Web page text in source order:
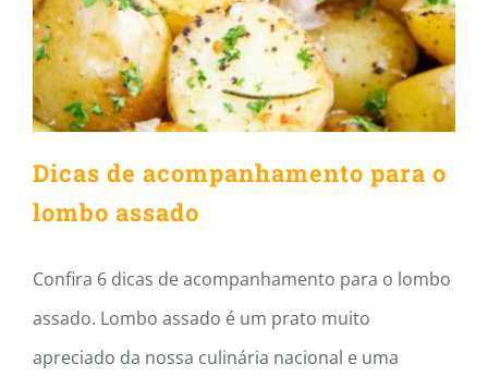
para o lombo assado
Dicas de acompanhamento para o
lombo assado
Confira 6 dicas de acompanhamento para o lombo
assado. Lombo assado é um prato muito
apreciado da nossa culinária nacional e uma